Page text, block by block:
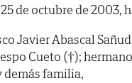
de octubre de 2003,
Javier Abascal
Cueto (†);
demás familia,